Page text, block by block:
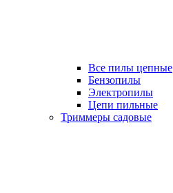
Все пилы цепные
Бензопилы
Электропилы
Цепи пильные
Триммеры садовые